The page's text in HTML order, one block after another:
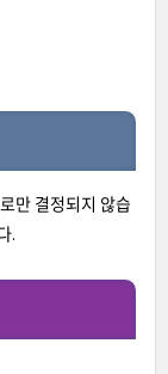
만 결정되지 않습
.